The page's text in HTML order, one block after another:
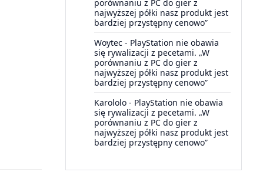
porównaniu z PC do gier z
najwyższej półki nasz produkt jest
bardziej przystępny cenowo”
Woytec - PlayStation nie obawia
się rywalizacji z pecetami. „W
porównaniu z PC do gier z
najwyższej półki nasz produkt jest
bardziej przystępny cenowo”
Karololo - PlayStation nie obawia
się rywalizacji z pecetami. „W
porównaniu z PC do gier z
najwyższej półki nasz produkt jest
bardziej przystępny cenowo”